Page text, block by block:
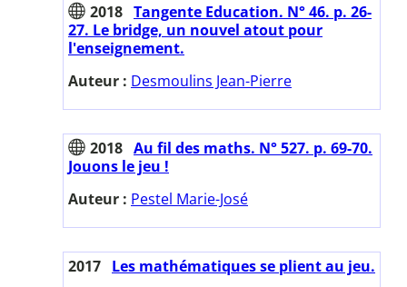
2018 Tangente Education. N° 46. p. 26-
27. Le bridge, un nouvel atout pour
l'enseignement.
Auteur : Desmoulins Jean-Pierre
2018 Au fil des maths. N° 527. p. 69-70.
Jouons le jeu !
Auteur : Pestel Marie-José
2017 Les mathématiques se plient au jeu.